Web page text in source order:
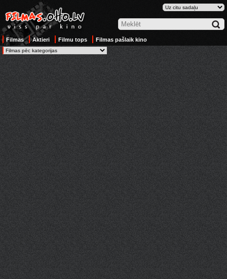
Filmas Aktieri Filmu tops Filmas pašlaik kino